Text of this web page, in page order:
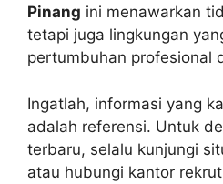
Pinang ini menawarkan
tetapi juga lingkungan
pertumbuhan profesional
Ingatlah, informasi yang
adalah referensi. Untuk
terbaru, selalu kunjungi
atau hubungi kantor